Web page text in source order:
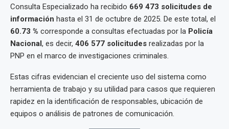
Consulta Especializado ha recibido 669 473 solicitudes de
información hasta el 31 de octubre de 2025. De este total, el
60.73 % corresponde a consultas efectuadas por la Policía
Nacional, es decir, 406 577 solicitudes realizadas por la
PNP en el marco de investigaciones criminales.
Estas cifras evidencian el creciente uso del sistema como
herramienta de trabajo y su utilidad para casos que requieren
rapidez en la identificación de responsables, ubicación de
equipos o análisis de patrones de comunicación.